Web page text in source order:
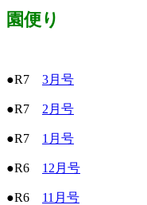
園便り
●R7 3月号
●R7 2月号
●R7 1月号
●R6 12月号
●R6 11月号